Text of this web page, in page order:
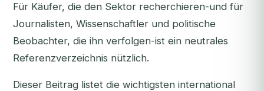
Für Käufer, die den Sektor recherchieren-und für
Journalisten, Wissenschaftler und politische
Beobachter, die ihn verfolgen-ist ein neutrales
Referenzverzeichnis nützlich.
Dieser Beitrag listet die wichtigsten international